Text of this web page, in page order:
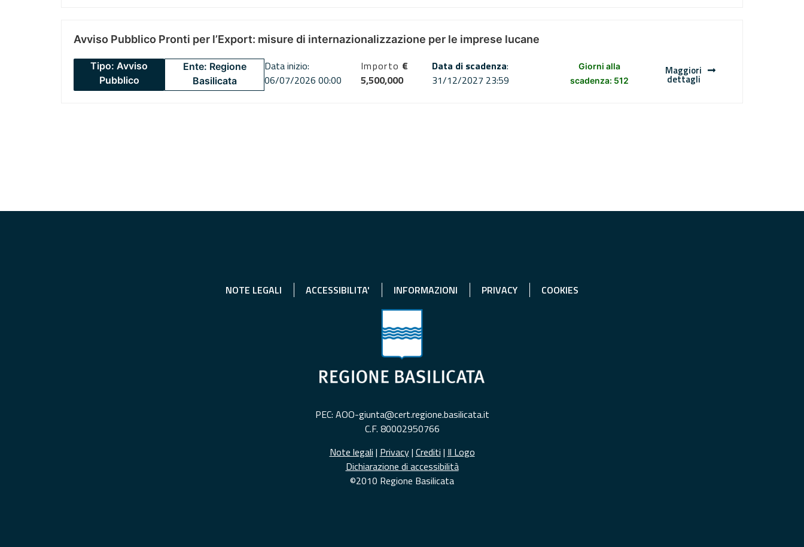
Avviso Pubblico Pronti per l’Export: misure di internazionalizzazione per le imprese lucane
Tipo: Avviso
Pubblico
Ente: Regione
Basilicata
Data inizio:
06/07/2026 00:00
Importo €
5,500,000
Data di scadenza:
31/12/2027 23:59
Giorni alla
scadenza: 512
Maggiori
dettagli
NOTE LEGALI ACCESSIBILITA' INFORMAZIONI PRIVACY COOKIES
PEC: AOO-giunta@cert.regione.basilicata.it
C.F. 80002950766
Note legali | Privacy| Crediti | Il Logo
Dichiarazione di accessibilità
©2010 Regione Basilicata